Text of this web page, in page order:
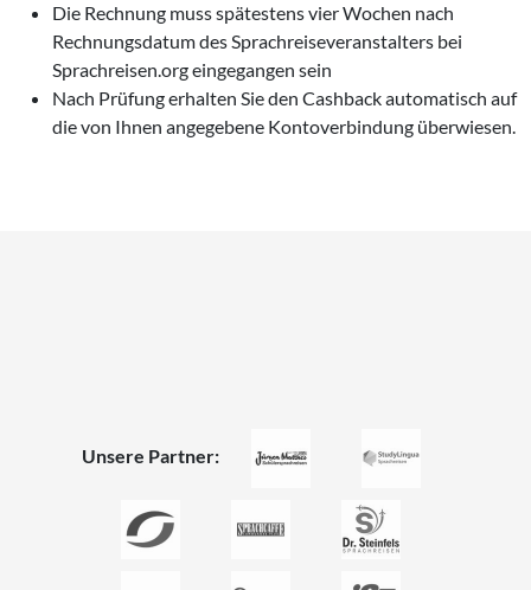
Die Rechnung muss spätestens vier Wochen nach
Rechnungsdatum des Sprachreiseveranstalters bei
Sprachreisen.org eingegangen sein
Nach Prüfung erhalten Sie den Cashback automatisch auf
die von Ihnen angegebene Kontoverbindung überwiesen.
Unsere Partner: